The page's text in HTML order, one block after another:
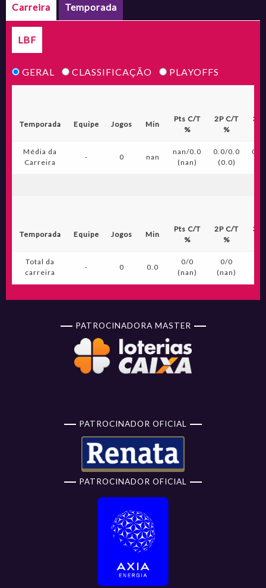
Carreira Temporada
LBF
GERAL CLASSIFICAÇÃO PLAYOFFS
Temporada Equipe Jogos Min
Pts C/T
%
2P C/T
%
3P
Média da
Carreira
- 0 nan
nan/0.0
(nan)
0.0/0.0
(0.0)
Temporada Equipe Jogos Min
Pts C/T
%
2P C/T
%
3P
Total da
carreira
- 0 0.0
0/0
(nan)
0/0
(nan)
PATROCINADORA MASTER
PATROCINADOR OFICIAL
PATROCINADOR OFICIAL